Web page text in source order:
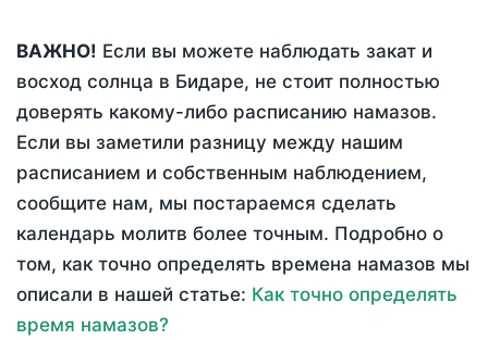
ВАЖНО! Если вы можете наблюдать закат и
восход солнца в Бидаре, не стоит полностью
доверять какому-либо расписанию намазов.
Если вы заметили разницу между нашим
расписанием и собственным наблюдением,
сообщите нам, мы постараемся сделать
календарь молитв более точным. Подробно о
том, как точно определять времена намазов мы
описали в нашей статье: Как точно определять
время намазов?